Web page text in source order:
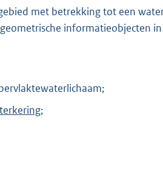
met betrekking tot een
informatieobjecten
;